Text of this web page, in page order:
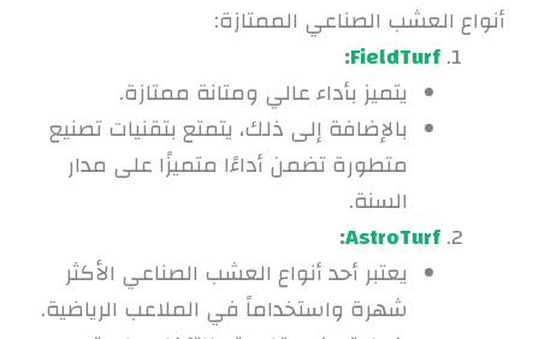
أنواع العشب الصناعي الممتازة:
FieldTurf
:
يتميز بأداء عالي ومتانة ممتازة.
بالإضافة إلى ذلك، يتمتع بتقنيات تصنيع
متطورة تضمن أداءًا متميزًا على مدار
السنة.
AstroTurf
:
يعتبر أحد أنواع العشب الصناعي الأكثر
شهرة واستخداماً في الملاعب الرياضية.